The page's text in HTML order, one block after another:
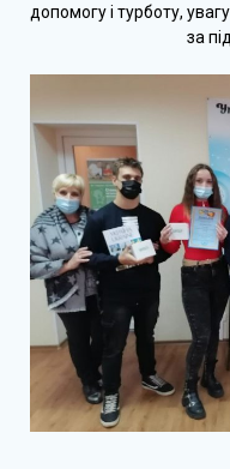
допомогу і турботу,
за